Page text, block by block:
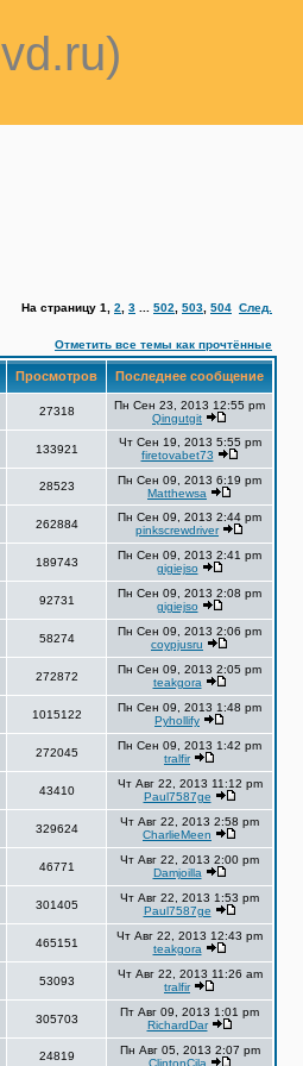
На страницу 1 2 3 502 503 504 След.
Отметить все темы как прочтённые
Просмотров Последнее сообщение
27318
Пн Сен 23, 2013 12:55 pm
Qingutgit
133921
Чт Сен 19, 2013 5:55 pm
firetovabet73
28523
Пн Сен 09, 2013 6:19 pm
Matthewsa
262884
Пн Сен 09, 2013 2:44 pm
pinkscrewdriver
189743
Пн Сен 09, 2013 2:41 pm
gigiejso
92731
Пн Сен 09, 2013 2:08 pm
gigiejso
58274
Пн Сен 09, 2013 2:06 pm
coypjusru
272872
Пн Сен 09, 2013 2:05 pm
teakgora
1015122
Пн Сен 09, 2013 1:48 pm
Pyhollify
272045
Пн Сен 09, 2013 1:42 pm
tralfir
43410
Чт Авг 22, 2013 11:12 pm
Paul7587ge
329624
Чт Авг 22, 2013 2:58 pm
CharlieMeen
46771
Чт Авг 22, 2013 2:00 pm
Damjoilla
301405
Чт Авг 22, 2013 1:53 pm
Paul7587ge
465151
Чт Авг 22, 2013 12:43 pm
teakgora
53093
Чт Авг 22, 2013 11:26 am
tralfir
305703
Пт Авг 09, 2013 1:01 pm
RichardDar
24819
Пн Авг 05, 2013 2:07 pm
ClintonCila